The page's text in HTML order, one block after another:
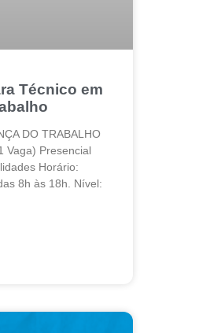
Técnico em
DO TRABALHO
Vaga) Presencial
Horário:
8h às 18h. Nível: